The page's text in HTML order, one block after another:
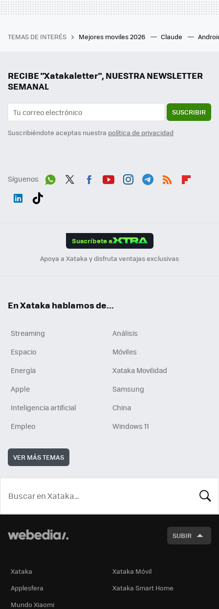
TEMAS DE INTERÉS Mejores moviles 2026 Claude
RECIBE "Xatakaletter", NUESTRA NEWSLETTER
SEMANAL
SUSCRIBIR
Suscribiéndote aceptas nuestra política de privacidad
Síguenos
Suscríbete a
Apoya a Xataka y disfruta ventajas exclusivas
En Xataka hablamos de...
Streaming
Análisis
Espacio
Móviles
Energía
Xataka Movilidad
Apple
Samsung
Inteligencia artificial
China
Empleo
Windows 11
VER MÁS TEMAS
SUBIR
Xataka
Xataka Móvil
Applesfera
Xataka Smart Home
Mundo Xiaomi